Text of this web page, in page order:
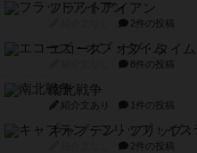
フラットアイアン
2件の投稿
エコーズ・オブ・タイム
8件の投稿
南北戦争
紹介文あり 1件の投稿
キャプテン・フリップ
2件の投稿